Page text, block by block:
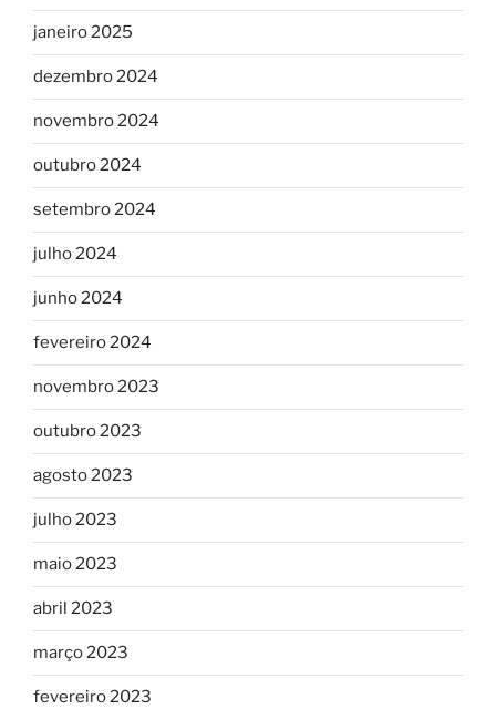
janeiro 2025
dezembro 2024
novembro 2024
outubro 2024
setembro 2024
julho 2024
junho 2024
fevereiro 2024
novembro 2023
outubro 2023
agosto 2023
julho 2023
maio 2023
abril 2023
março 2023
fevereiro 2023